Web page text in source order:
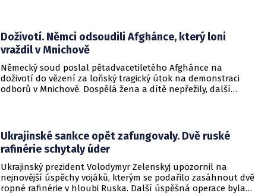
Doživotí. Němci odsoudili Afghánce, který loni
vraždil v Mnichově
Německý soud poslal pětadvacetiletého Afghánce na
doživotí do vězení za loňský tragický útok na demonstraci
odborů v Mnichově. Dospělá žena a dítě nepřežily, další
Ukrajinské sankce opět zafungovaly. Dvě ruské
rafinérie schytaly úder
Ukrajinský prezident Volodymyr Zelenskyj upozornil na
nejnovější úspěchy vojáků, kterým se podařilo zasáhnout dvě
ropné rafinérie v hloubi Ruska. Další úspěšná operace byla